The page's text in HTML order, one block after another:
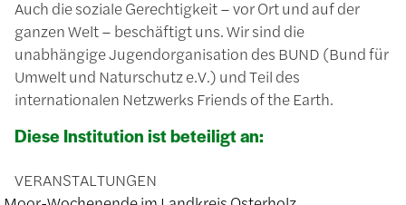
Auch die soziale Gerechtigkeit – vor Ort und auf der
ganzen Welt – beschäftigt uns. Wir sind die
unabhängige Jugendorganisation des BUND (Bund für
Umwelt und Naturschutz e.V.) und Teil des
internationalen Netzwerks Friends of the Earth.
Diese Institution ist beteiligt an:
VERANSTALTUNGEN